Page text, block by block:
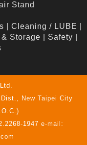
Stand
Cleaning / LUBE
Storage Safety
New Taipei City
1947 e-mail: